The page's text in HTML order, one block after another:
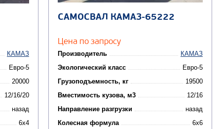
КАМАЗ
Евро-5
20000
12/16/20
назад
6x4
САМОСВАЛ КАМАЗ-65222
Цена по запросу
Производитель
КАМАЗ
Экологический класс
Евро-5
Грузоподъемность, кг
19500
Вместимость кузова, м3
12/16
Направление разгрузки
назад
Колесная формула
6x6